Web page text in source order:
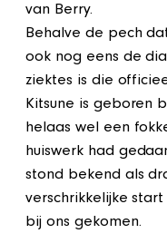
van Berry.
Behalve de pech
ook nog eens de
ziektes is die
Kitsune is geboren
helaas wel een
huiswerk had
stond bekend als
verschrikkelijke
bij ons gekomen.